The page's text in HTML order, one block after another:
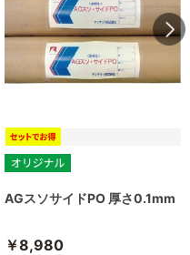
AGスソサイドPO 厚さ0.1mm
￥8,980